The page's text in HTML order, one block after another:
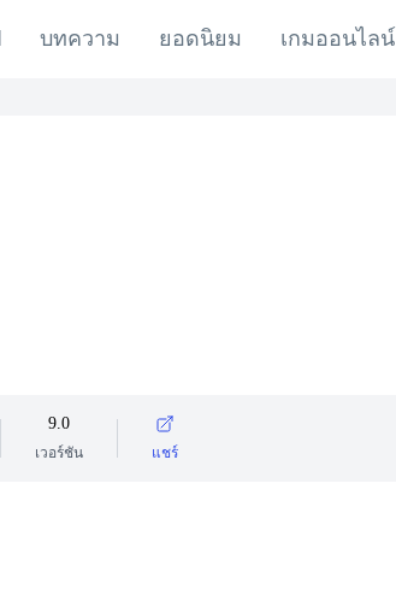
บทความ ยอดนิยม เกมออนไลน์
9.0
เวอร์ชัน แชร์